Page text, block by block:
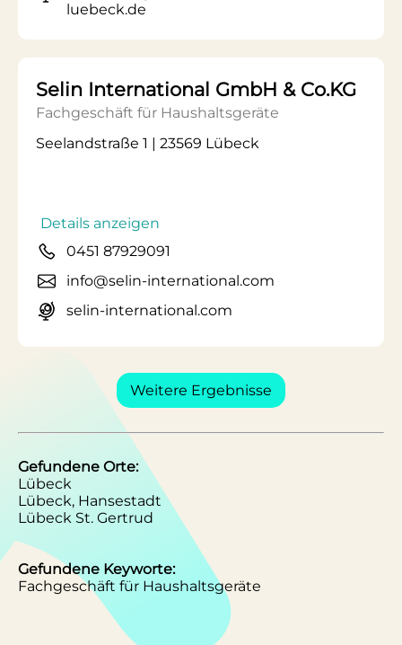
luebeck.de
Selin International GmbH & Co.KG
Fachgeschäft für Haushaltsgeräte
Seelandstraße 1 | 23569 Lübeck
Details anzeigen
0451 87929091
info@selin-international.com
selin-international.com
Weitere Ergebnisse
Gefundene Orte:
Lübeck
Lübeck, Hansestadt
Lübeck St. Gertrud
Gefundene Keyworte:
Fachgeschäft für Haushaltsgeräte